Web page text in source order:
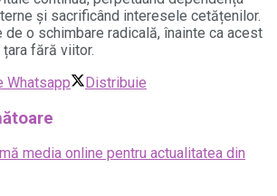
și sacrificând interesele cetățenilor.
de o schimbare radicală, înainte ca acest
fără viitor.
Whatsapp Distribuie